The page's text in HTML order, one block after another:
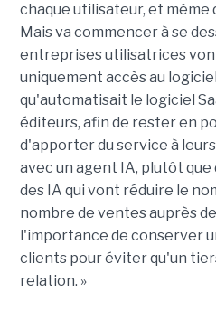
chaque utilisateur, et
Mais va commencer à se
entreprises utilisatrices
uniquement accès au
qu'automatisait le logiciel
éditeurs, afin de rester en
d'apporter du service à
avec un agent IA, plutôt
des IA qui vont réduire le
nombre de ventes auprès
l'importance de conserver
clients pour éviter qu'un
relation. »